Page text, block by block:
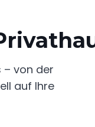
– von der
auf Ihre